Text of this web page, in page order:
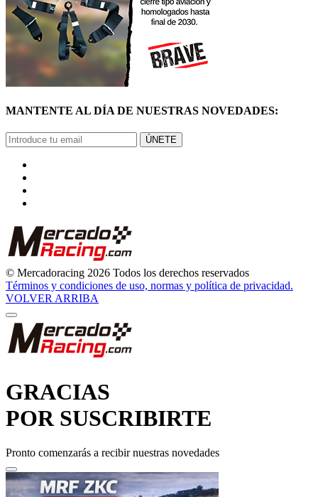
© Mercadoracing 2026 Todos los derechos reservados
Términos y condiciones de uso, normas y política de privacidad.
VOLVER ARRIBA
POR SUSCRIBIRTE